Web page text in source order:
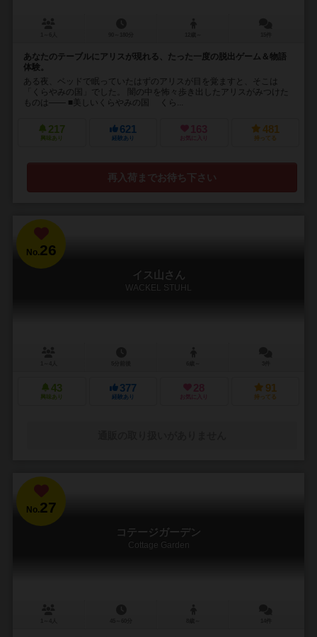
あなたのテーブルにアリスが現れる、たった一度の脱出ゲーム＆物語
体験。
ある夜、ベッドで眠っていたはずのアリスが目を覚ますと、そこは
「くらやみの国」でした。 闇の中を怖々歩き出したアリスがみつけた
ものは―― ■美しいくらやみの国 くら...
217
興味あり
621
経験あり
163
お気に入り
481
持ってる
再入荷までお待ち下さい
No.26
イス山さん
WACKEL STUHL
43
興味あり
377
経験あり
28
お気に入り
91
持ってる
No.27
コテージガーデン
Cottage Garden